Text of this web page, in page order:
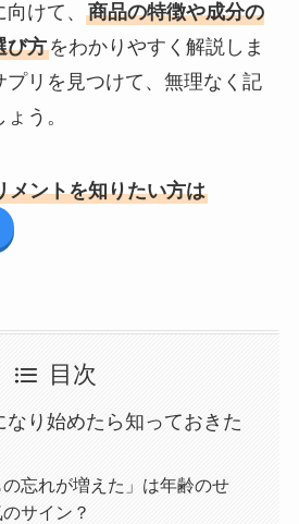
けて、
商品の特徴や成分の
び方をわかりやすく解説しま
リを見つけて、無理なく記
う。
メントを知りたい方は
目次
なり始めたら知っておきた
の忘れが増えた」は年齢のせ
サイン？